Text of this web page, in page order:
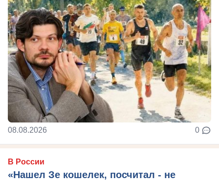
08.08.2026 0
В России
«Нашел Зе кошелек, посчитал - не